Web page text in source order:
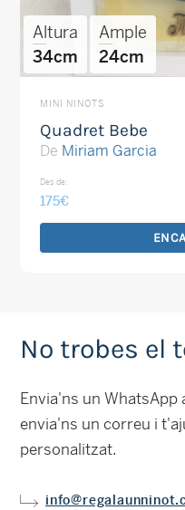
Altura
34cm
Ample
24cm
MINI NINOTS
Quadret Bebe
De Miriam Garcia
Des de:
175€
No trobes el
Envia'ns un WhatsApp
envia'ns un correu i
personalitzat.